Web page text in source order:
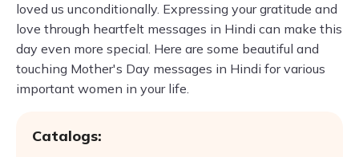
loved us unconditionally. Expressing your gratitude and
love through heartfelt messages in Hindi can make this
day even more special. Here are some beautiful and
touching Mother's Day messages in Hindi for various
important women in your life.
Catalogs: